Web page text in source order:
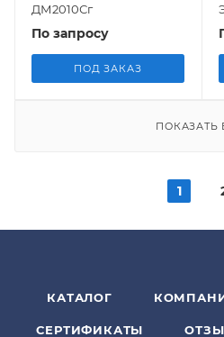
ДМ2010Сг
По запросу
ПОД ЗАКАЗ
ПОКАЗАТЬ
1
КАТАЛОГ
СЕРТИФИКАТЫ